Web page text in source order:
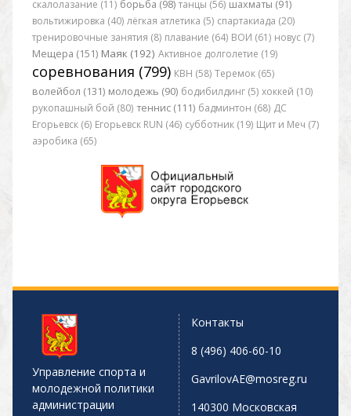
скалолазание (11) борьба (98) танцы (56) шахматы (91)
вольтижировка (40) лёгкая атлетика (5) спартакиада (20)
тренировочные занятия (8) плавание (64) ВОИ (61) новус (7)
Мещера (151) Маяк (192) Активное долголетие (19)
соревнования (799) КВН (58) Теремок (65)
волейбол (131) молодежь (90) бодибилдинг (5) хоккей (10)
рукопашный бой (80) теннис (111) бадминтон (68) ДС
Егорьевск (6) Егорьевск RUN (46) субботник (19) Щит и Меч (7)
аэробика (65)
Управление спорта и
молодежной политики
администрации
Контакты
8 (496) 406-60-10
GavrilovAE@mosreg.ru
140300 Московская